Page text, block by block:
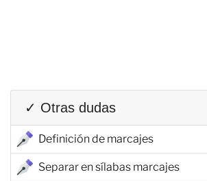
✓ Otras dudas
Definición de marcajes
Separar en sílabas marcajes